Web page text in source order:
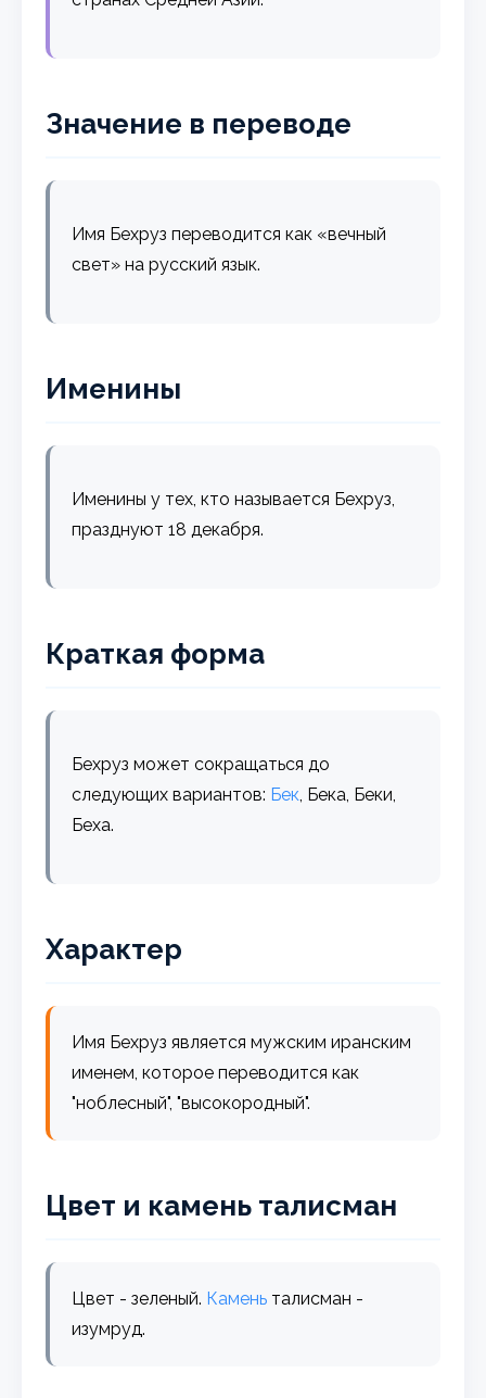
Значение в переводе
Имя Бехруз переводится как «вечный
свет» на русский язык.
Именины
Именины у тех, кто называется Бехруз,
празднуют 18 декабря.
Краткая форма
Бехруз может сокращаться до
следующих вариантов: Бек, Бека, Беки,
Беха.
Характер
Имя Бехруз является мужским иранским
именем, которое переводится как
"ноблесный", "высокородный".
Цвет и камень талисман
Цвет - зеленый. Камень талисман -
изумруд.